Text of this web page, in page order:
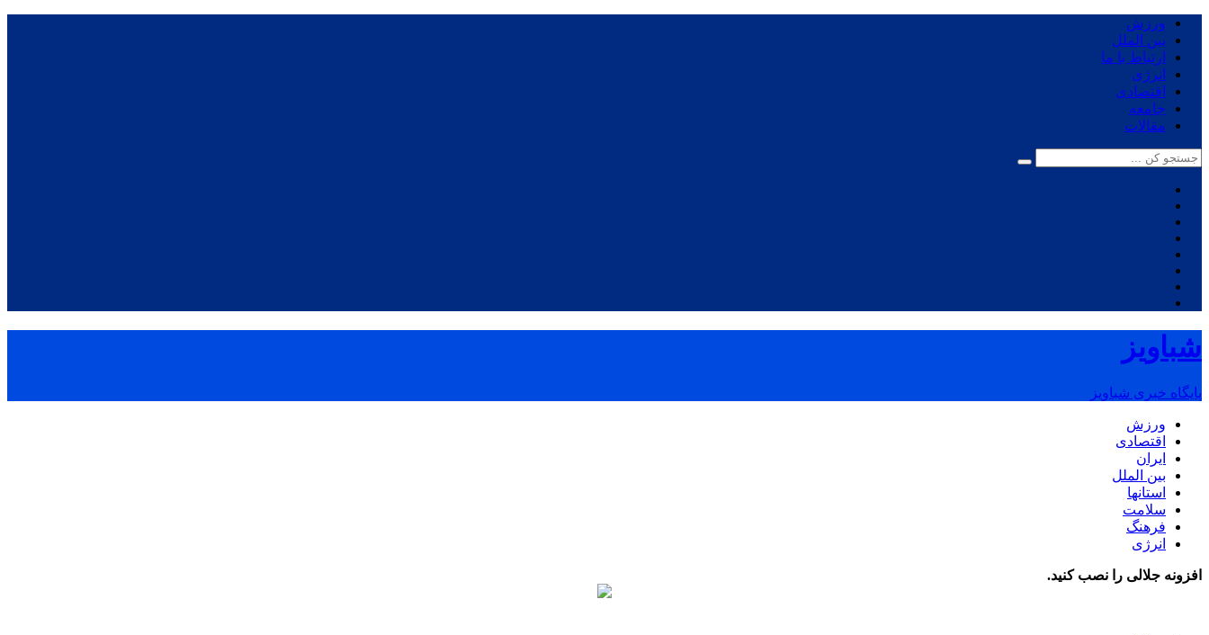
ورزش
بین الملل
ارتباط با ما
انرژی
اقتصادی
جامعه
مقالات
شباویز
پایگاه خبری شباویز
ورزش
اقتصادی
ایران
بین الملل
استانها
سلامت
فرهنگ
انرژی
افزونه جلالی را نصب کنید.